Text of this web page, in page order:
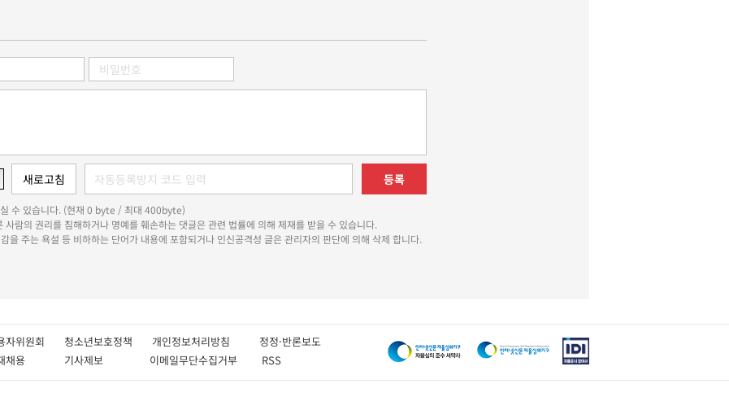
등록
수 있습니다. (현재 0 byte / 최대 400byte)
사람의 권리를 침해하거나 명예를 훼손하는 댓글은 관련 법률에 의해 제재를 받을 수 있습니다.
을 주는 욕설 등 비하하는 단어가 내용에 포함되거나 인신공격성 글은 관리자의 판단에 의해 삭제 합니다.
자위원회 청소년보호정책 개인정보처리방침 정정·반론보도
채용 기사제보 이메일무단수집거부 RSS